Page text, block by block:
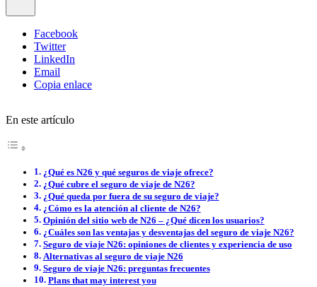
Facebook
Twitter
LinkedIn
Email
Copia enlace
En este artículo
¿Qué es N26 y qué seguros de viaje ofrece?
¿Qué cubre el seguro de viaje de N26?
¿Qué queda por fuera de su seguro de viaje?
¿Cómo es la atención al cliente de N26?
Opinión del sitio web de N26 – ¿Qué dicen los usuarios?
¿Cuáles son las ventajas y desventajas del seguro de viaje N26?
Seguro de viaje N26: opiniones de clientes y experiencia de uso
Alternativas al seguro de viaje N26
Seguro de viaje N26: preguntas frecuentes
Plans that may interest you